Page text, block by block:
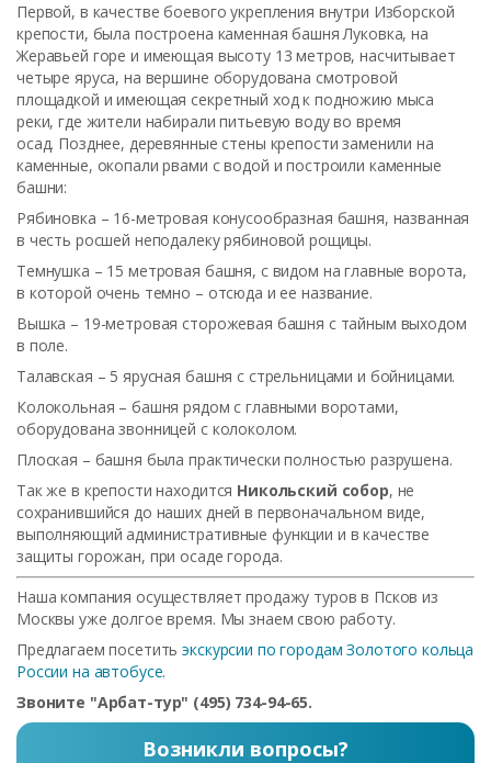
Первой, в качестве боевого укрепления внутри Изборской
крепости, была построена каменная башня Луковка, на
Жеравьей горе и имеющая высоту 13 метров, насчитывает
четыре яруса, на вершине оборудована смотровой
площадкой и имеющая секретный ход к подножию мыса
реки, где жители набирали питьевую воду во время
осад. Позднее, деревянные стены крепости заменили на
каменные, окопали рвами с водой и построили каменные
башни:
Рябиновка – 16-метровая конусообразная башня, названная
в честь росшей неподалеку рябиновой рощицы.
Темнушка – 15 метровая башня, с видом на главные ворота,
в которой очень темно – отсюда и ее название.
Вышка – 19-метровая сторожевая башня с тайным выходом
в поле.
Талавская – 5 ярусная башня с стрельницами и бойницами.
Колокольная – башня рядом с главными воротами,
оборудована звонницей с колоколом.
Плоская – башня была практически полностью разрушена.
Так же в крепости находится Никольский собор, не
сохранившийся до наших дней в первоначальном виде,
выполняющий административные функции и в качестве
защиты горожан, при осаде города.
Наша компания осуществляет продажу туров в Псков из
Москвы уже долгое время. Мы знаем свою работу.
Предлагаем посетитьэкскурсии по городам Золотого кольца
России на автобусе.
Звоните "Арбат-тур" (495) 734-94-65.
Возникли вопросы?